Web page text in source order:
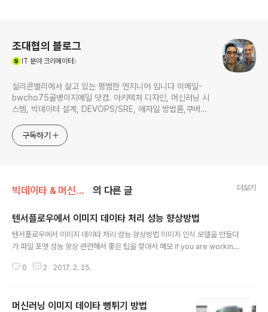
조대협의 블로그
IT 분야 크리에이터
실리콘밸리에서 살고 있는 평범한 엔지니어 입니다 이메일-
bwcho75골뱅이지메일 닷컴. 아키텍처 디자인, 머신러닝 시
스템, 빅데이터 설계, DEVOPS/SRE, 애자일 방법론,쿠버네
한 기술 멘토링과 강의 진행합니다. Linkedin :
https://www.linkedin.com/in/terrycho75/
구독하기
빅데이타 & 머신러닝/머신러닝 의 다른 글 더보기
텐서플로우에서 이미지 데이타 처리 성능 향상방법
텐서플로우에서 이미지 데이타 처리 성능 향상방법 이미지 인식 모델을 만들다
가 파일 포맷 성능 향상 관련해서 좋은 팁을 찾아서 메모 if you are working
ficient to individually ready 1000's of small files. This will slow do
rotos. Here is a fully worked script for co..
0 2 2017. 2. 25.
머신러닝 이미지 데이타 뻥튀기 방법